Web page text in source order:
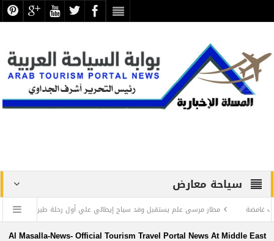
سياحة معارض
مطار مرسى علم يستقبل وفد سياح إيطالي علي أول رحلة طيران عارض من ميلانو
وتعزيز مفاهيم الحوار في المنطقة العربية
Al Masalla-News- Official Tourism Travel Portal News At Middle East